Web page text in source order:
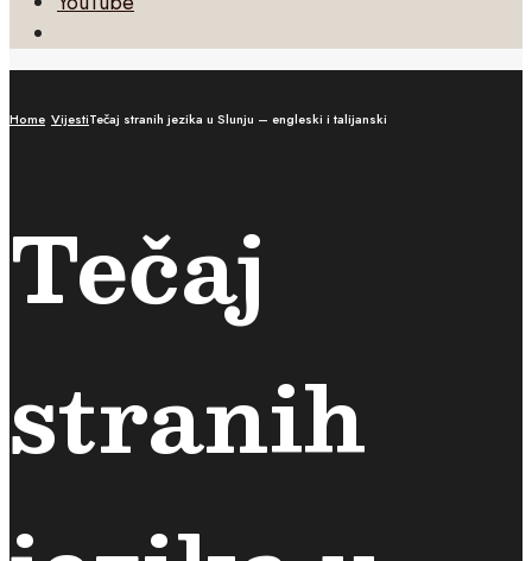
Search
Home VijestiTečaj stranih jezika u Slunju – engleski i talijanski
Tečaj
stranih